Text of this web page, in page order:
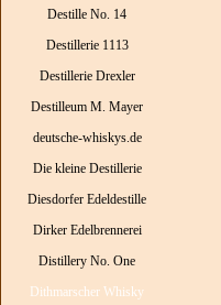
Destille No. 14
Destillerie 1113
Destillerie Drexler
Destilleum M. Mayer
deutsche-whiskys.de
Die kleine Destillerie
Diesdorfer Edeldestille
Dirker Edelbrennerei
Distillery No. One
Dithmarscher Whisky